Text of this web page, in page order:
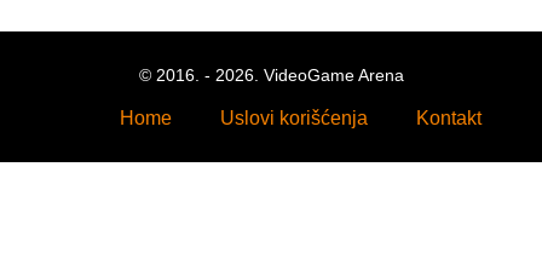
© 2016. - 2026. VideoGame Arena
Home Uslovi korišćenja Kontakt